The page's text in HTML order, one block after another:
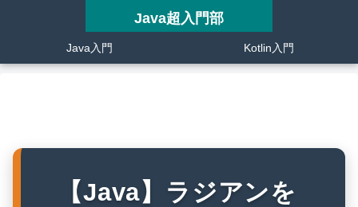
Java超入門部
Java入門 Kotlin入門
【Java】ラジアンを